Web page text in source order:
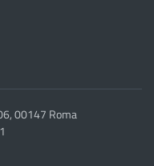
00147 Roma